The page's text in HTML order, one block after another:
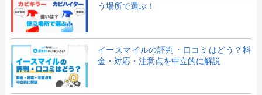
う場所で選ぶ！
イースマイルの評判・口コミはどう？料
金・対応・注意点を中立的に解説